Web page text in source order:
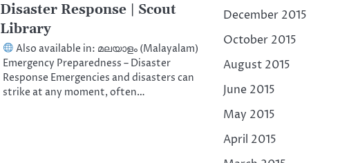
Disaster Response | Scout
Library
Also available in: മലയാളം (Malayalam)
Emergency Preparedness – Disaster
Response Emergencies and disasters can
strike at any moment, often…
December 2015
October 2015
August 2015
June 2015
May 2015
April 2015